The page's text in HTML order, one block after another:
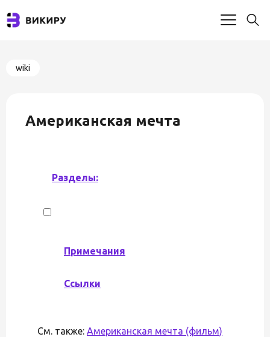
wiki
Американская мечта
Разделы:
Примечания
Ссылки
См. также: Американская мечта (фильм)